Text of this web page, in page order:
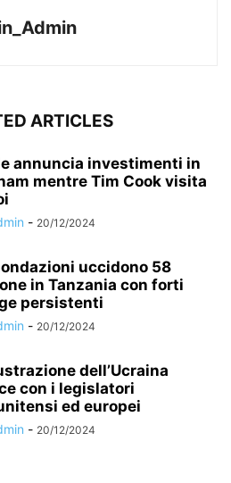
ARTICLES
annuncia investimenti in
mentre Tim Cook visita
- 20/12/2024
uccidono 58
in Tanzania con forti
persistenti
- 20/12/2024
dell’Ucraina
con i legislatori
ed europei
- 20/12/2024